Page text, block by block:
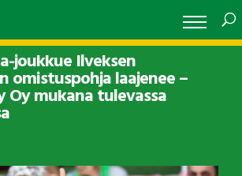
joukkue Ilveksen
omistuspohja laajenee –
Oy mukana tulevassa